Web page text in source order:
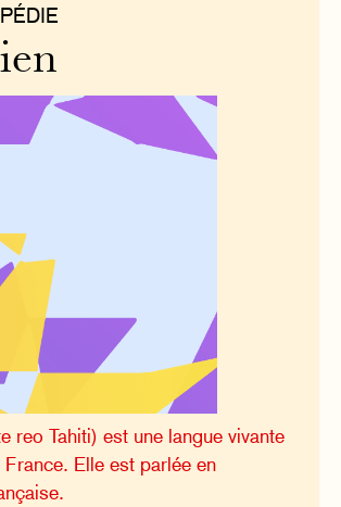
reo Tahiti) est une langue vivante
France. Elle est parlée en